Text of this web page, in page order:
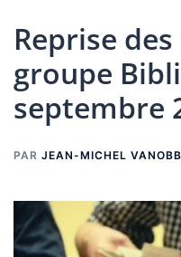
Reprise
groupe
septembre
PAR JEAN-MICHEL